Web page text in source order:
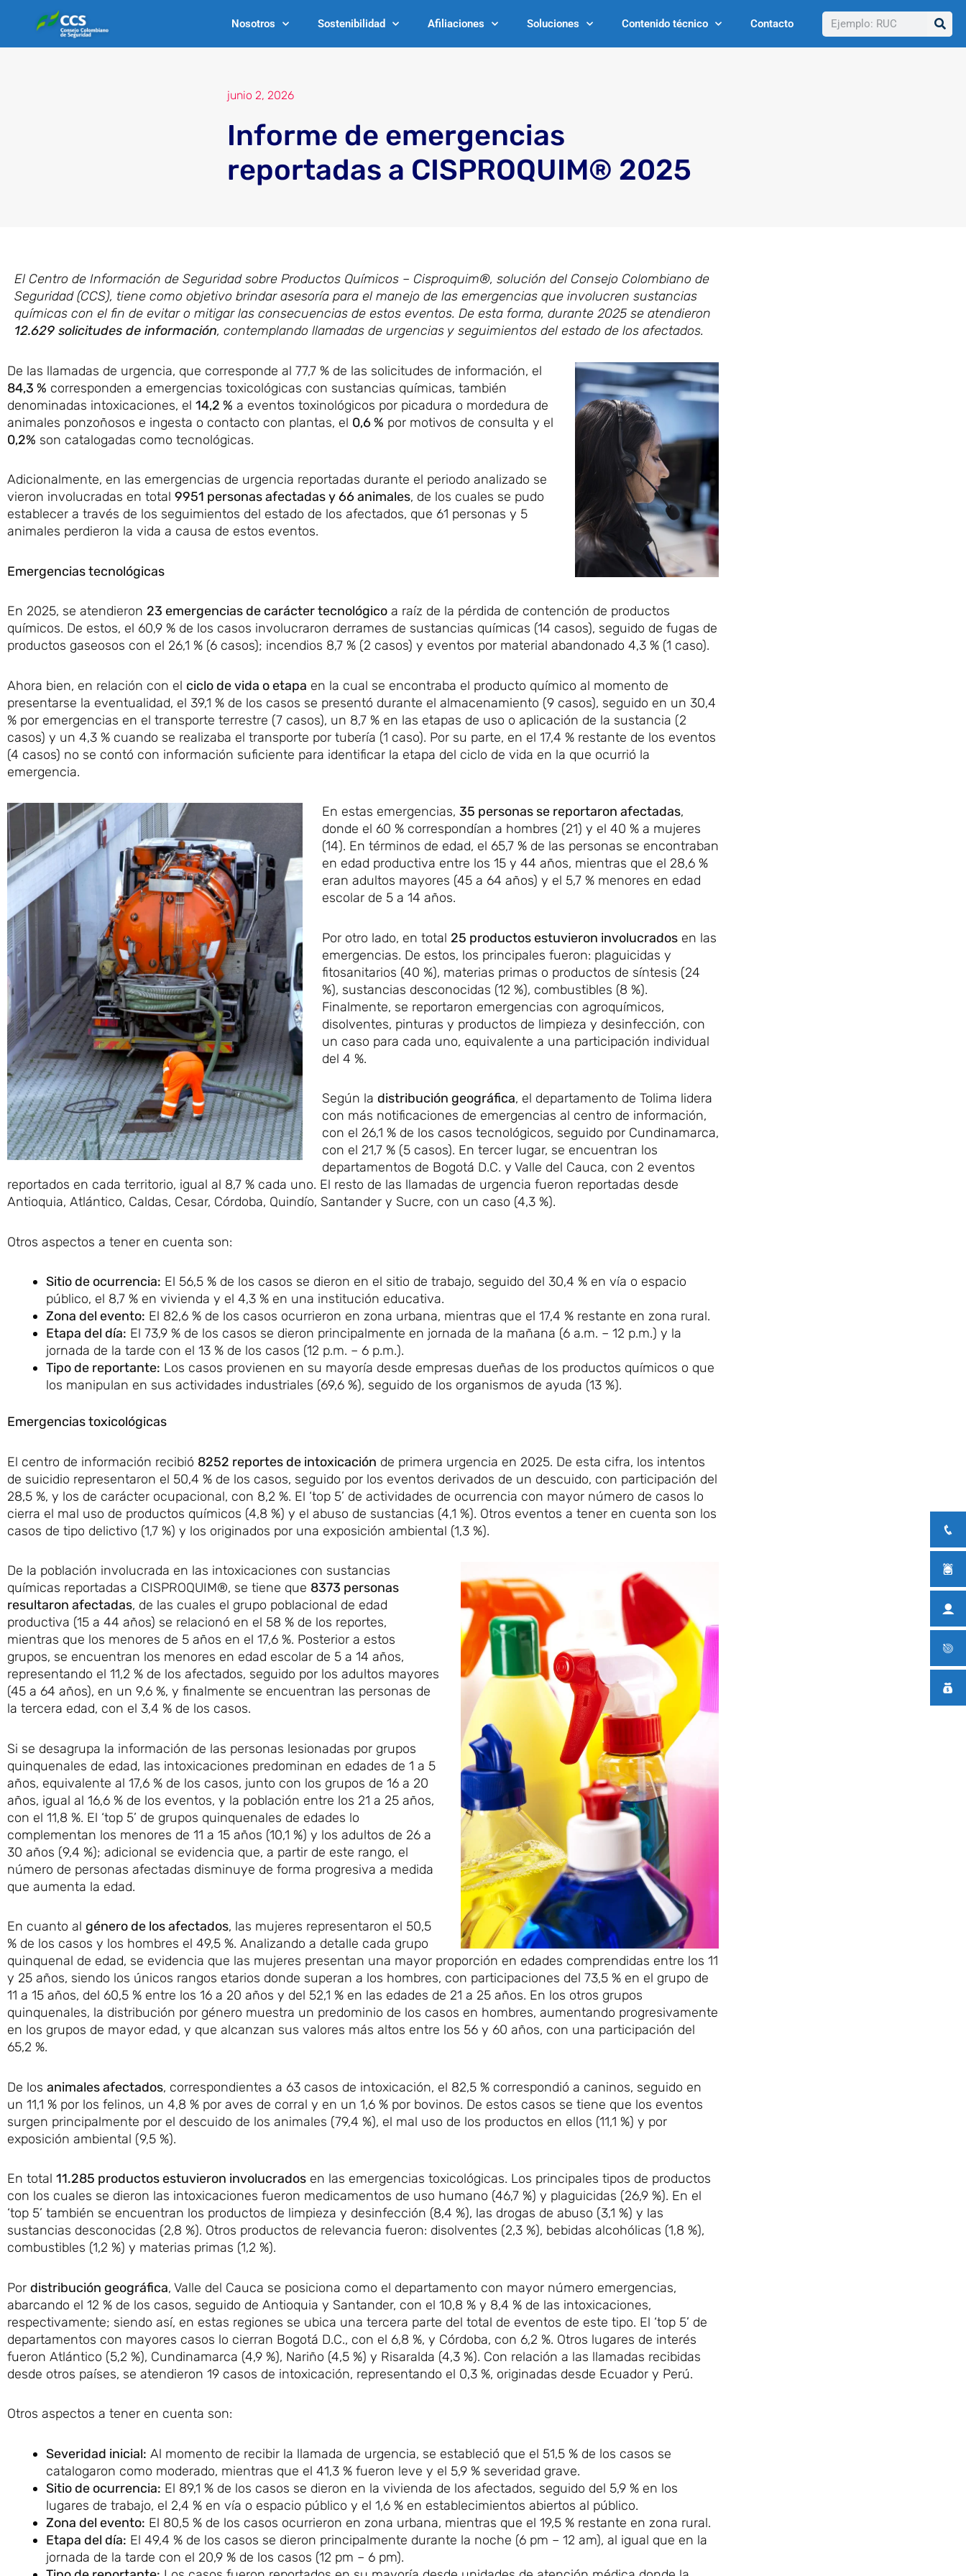
Nosotros Sostenibilidad Afiliaciones Soluciones Contenido técnico Contacto Buscar
junio 2, 2026
Informe de emergencias
reportadas a CISPROQUIM® 2025
El Centro de Información de Seguridad sobre Productos Químicos – Cisproquim®, solución del Consejo Colombiano de
Seguridad (CCS), tiene como objetivo brindar asesoría para el manejo de las emergencias que involucren sustancias
químicas con el fin de evitar o mitigar las consecuencias de estos eventos. De esta forma, durante 2025 se atendieron
12.629 solicitudes de información, contemplando llamadas de urgencias y seguimientos del estado de los afectados.
De las llamadas de urgencia, que corresponde al 77,7 % de las solicitudes de información, el
84,3 % corresponden a emergencias toxicológicas con sustancias químicas, también
denominadas intoxicaciones, el 14,2 % a eventos toxinológicos por picadura o mordedura de
animales ponzoñosos e ingesta o contacto con plantas, el 0,6 % por motivos de consulta y el
0,2% son catalogadas como tecnológicas.
Adicionalmente, en las emergencias de urgencia reportadas durante el periodo analizado se
vieron involucradas en total 9951 personas afectadas y 66 animales, de los cuales se pudo
establecer a través de los seguimientos del estado de los afectados, que 61 personas y 5
animales perdieron la vida a causa de estos eventos.
Emergencias tecnológicas
En 2025, se atendieron 23 emergencias de carácter tecnológico a raíz de la pérdida de contención de productos
químicos. De estos, el 60,9 % de los casos involucraron derrames de sustancias químicas (14 casos), seguido de fugas de
productos gaseosos con el 26,1 % (6 casos); incendios 8,7 % (2 casos) y eventos por material abandonado 4,3 % (1 caso).
Ahora bien, en relación con el ciclo de vida o etapa en la cual se encontraba el producto químico al momento de
presentarse la eventualidad, el 39,1 % de los casos se presentó durante el almacenamiento (9 casos), seguido en un 30,4
% por emergencias en el transporte terrestre (7 casos), un 8,7 % en las etapas de uso o aplicación de la sustancia (2
casos) y un 4,3 % cuando se realizaba el transporte por tubería (1 caso). Por su parte, en el 17,4 % restante de los eventos
(4 casos) no se contó con información suficiente para identificar la etapa del ciclo de vida en la que ocurrió la
emergencia.
En estas emergencias, 35 personas se reportaron afectadas,
donde el 60 % correspondían a hombres (21) y el 40 % a mujeres
(14). En términos de edad, el 65,7 % de las personas se encontraban
en edad productiva entre los 15 y 44 años, mientras que el 28,6 %
eran adultos mayores (45 a 64 años) y el 5,7 % menores en edad
escolar de 5 a 14 años.
Por otro lado, en total 25 productos estuvieron involucrados en las
emergencias. De estos, los principales fueron: plaguicidas y
fitosanitarios (40 %), materias primas o productos de síntesis (24
%), sustancias desconocidas (12 %), combustibles (8 %).
Finalmente, se reportaron emergencias con agroquímicos,
disolventes, pinturas y productos de limpieza y desinfección, con
un caso para cada uno, equivalente a una participación individual
del 4 %.
Según la distribución geográfica, el departamento de Tolima lidera
con más notificaciones de emergencias al centro de información,
con el 26,1 % de los casos tecnológicos, seguido por Cundinamarca,
con el 21,7 % (5 casos). En tercer lugar, se encuentran los
departamentos de Bogotá D.C. y Valle del Cauca, con 2 eventos
reportados en cada territorio, igual al 8,7 % cada uno. El resto de las llamadas de urgencia fueron reportadas desde
Antioquia, Atlántico, Caldas, Cesar, Córdoba, Quindío, Santander y Sucre, con un caso (4,3 %).
Otros aspectos a tener en cuenta son:
Sitio de ocurrencia: El 56,5 % de los casos se dieron en el sitio de trabajo, seguido del 30,4 % en vía o espacio
público, el 8,7 % en vivienda y el 4,3 % en una institución educativa.
Zona del evento: El 82,6 % de los casos ocurrieron en zona urbana, mientras que el 17,4 % restante en zona rural.
Etapa del día: El 73,9 % de los casos se dieron principalmente en jornada de la mañana (6 a.m. – 12 p.m.) y la
jornada de la tarde con el 13 % de los casos (12 p.m. – 6 p.m.).
Tipo de reportante: Los casos provienen en su mayoría desde empresas dueñas de los productos químicos o que
los manipulan en sus actividades industriales (69,6 %), seguido de los organismos de ayuda (13 %).
Emergencias toxicológicas
El centro de información recibió 8252 reportes de intoxicación de primera urgencia en 2025. De esta cifra, los intentos
de suicidio representaron el 50,4 % de los casos, seguido por los eventos derivados de un descuido, con participación del
28,5 %, y los de carácter ocupacional, con 8,2 %. El ‘top 5’ de actividades de ocurrencia con mayor número de casos lo
cierra el mal uso de productos químicos (4,8 %) y el abuso de sustancias (4,1 %). Otros eventos a tener en cuenta son los
casos de tipo delictivo (1,7 %) y los originados por una exposición ambiental (1,3 %).
De la población involucrada en las intoxicaciones con sustancias
químicas reportadas a CISPROQUIM®, se tiene que 8373 personas
resultaron afectadas, de las cuales el grupo poblacional de edad
productiva (15 a 44 años) se relacionó en el 58 % de los reportes,
mientras que los menores de 5 años en el 17,6 %. Posterior a estos
grupos, se encuentran los menores en edad escolar de 5 a 14 años,
representando el 11,2 % de los afectados, seguido por los adultos mayores
(45 a 64 años), en un 9,6 %, y finalmente se encuentran las personas de
la tercera edad, con el 3,4 % de los casos.
Si se desagrupa la información de las personas lesionadas por grupos
quinquenales de edad, las intoxicaciones predominan en edades de 1 a 5
años, equivalente al 17,6 % de los casos, junto con los grupos de 16 a 20
años, igual al 16,6 % de los eventos, y la población entre los 21 a 25 años,
con el 11,8 %. El ‘top 5’ de grupos quinquenales de edades lo
complementan los menores de 11 a 15 años (10,1 %) y los adultos de 26 a
30 años (9,4 %); adicional se evidencia que, a partir de este rango, el
número de personas afectadas disminuye de forma progresiva a medida
que aumenta la edad.
En cuanto al género de los afectados, las mujeres representaron el 50,5
% de los casos y los hombres el 49,5 %. Analizando a detalle cada grupo
quinquenal de edad, se evidencia que las mujeres presentan una mayor proporción en edades comprendidas entre los 11
y 25 años, siendo los únicos rangos etarios donde superan a los hombres, con participaciones del 73,5 % en el grupo de
11 a 15 años, del 60,5 % entre los 16 a 20 años y del 52,1 % en las edades de 21 a 25 años. En los otros grupos
quinquenales, la distribución por género muestra un predominio de los casos en hombres, aumentando progresivamente
en los grupos de mayor edad, y que alcanzan sus valores más altos entre los 56 y 60 años, con una participación del
65,2 %.
De los animales afectados, correspondientes a 63 casos de intoxicación, el 82,5 % correspondió a caninos, seguido en
un 11,1 % por los felinos, un 4,8 % por aves de corral y en un 1,6 % por bovinos. De estos casos se tiene que los eventos
surgen principalmente por el descuido de los animales (79,4 %), el mal uso de los productos en ellos (11,1 %) y por
exposición ambiental (9,5 %).
En total 11.285 productos estuvieron involucrados en las emergencias toxicológicas. Los principales tipos de productos
con los cuales se dieron las intoxicaciones fueron medicamentos de uso humano (46,7 %) y plaguicidas (26,9 %). En el
‘top 5’ también se encuentran los productos de limpieza y desinfección (8,4 %), las drogas de abuso (3,1 %) y las
sustancias desconocidas (2,8 %). Otros productos de relevancia fueron: disolventes (2,3 %), bebidas alcohólicas (1,8 %),
combustibles (1,2 %) y materias primas (1,2 %).
Por distribución geográfica, Valle del Cauca se posiciona como el departamento con mayor número emergencias,
abarcando el 12 % de los casos, seguido de Antioquia y Santander, con el 10,8 % y 8,4 % de las intoxicaciones,
respectivamente; siendo así, en estas regiones se ubica una tercera parte del total de eventos de este tipo. El ‘top 5’ de
departamentos con mayores casos lo cierran Bogotá D.C., con el 6,8 %, y Córdoba, con 6,2 %. Otros lugares de interés
fueron Atlántico (5,2 %), Cundinamarca (4,9 %), Nariño (4,5 %) y Risaralda (4,3 %). Con relación a las llamadas recibidas
desde otros países, se atendieron 19 casos de intoxicación, representando el 0,3 %, originadas desde Ecuador y Perú.
Otros aspectos a tener en cuenta son:
Severidad inicial: Al momento de recibir la llamada de urgencia, se estableció que el 51,5 % de los casos se
catalogaron como moderado, mientras que el 41,3 % fueron leve y el 5,9 % severidad grave.
Sitio de ocurrencia: El 89,1 % de los casos se dieron en la vivienda de los afectados, seguido del 5,9 % en los
lugares de trabajo, el 2,4 % en vía o espacio público y el 1,6 % en establecimientos abiertos al público.
Zona del evento: El 80,5 % de los casos ocurrieron en zona urbana, mientras que el 19,5 % restante en zona rural.
Etapa del día: El 49,4 % de los casos se dieron principalmente durante la noche (6 pm – 12 am), al igual que en la
jornada de la tarde con el 20,9 % de los casos (12 pm – 6 pm).